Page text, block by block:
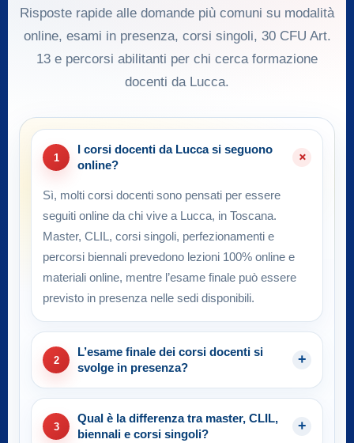
Risposte rapide alle domande più comuni su modalità
online, esami in presenza, corsi singoli, 30 CFU Art.
13 e percorsi abilitanti per chi cerca formazione
docenti da Lucca.
1
I corsi docenti da Lucca si seguono
online?
Sì, molti corsi docenti sono pensati per essere
seguiti online da chi vive a Lucca, in Toscana.
Master, CLIL, corsi singoli, perfezionamenti e
percorsi biennali prevedono lezioni 100% online e
materiali online, mentre l’esame finale può essere
previsto in presenza nelle sedi disponibili.
2
L’esame finale dei corsi docenti si
svolge in presenza?
3
Qual è la differenza tra master, CLIL,
biennali e corsi singoli?